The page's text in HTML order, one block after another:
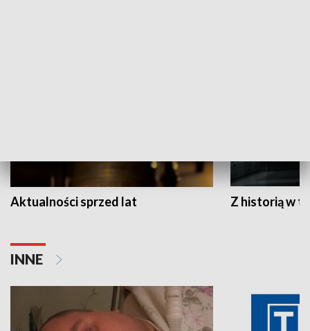
Aktualności sprzed lat Z historią w
INNE